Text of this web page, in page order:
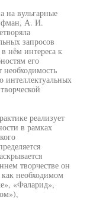
на вульгарные
А. И.
запросов
нём интереса к
его
интеллектуальных
реализует
в рамках
творчестве он
необходимом
«Фаларид»,